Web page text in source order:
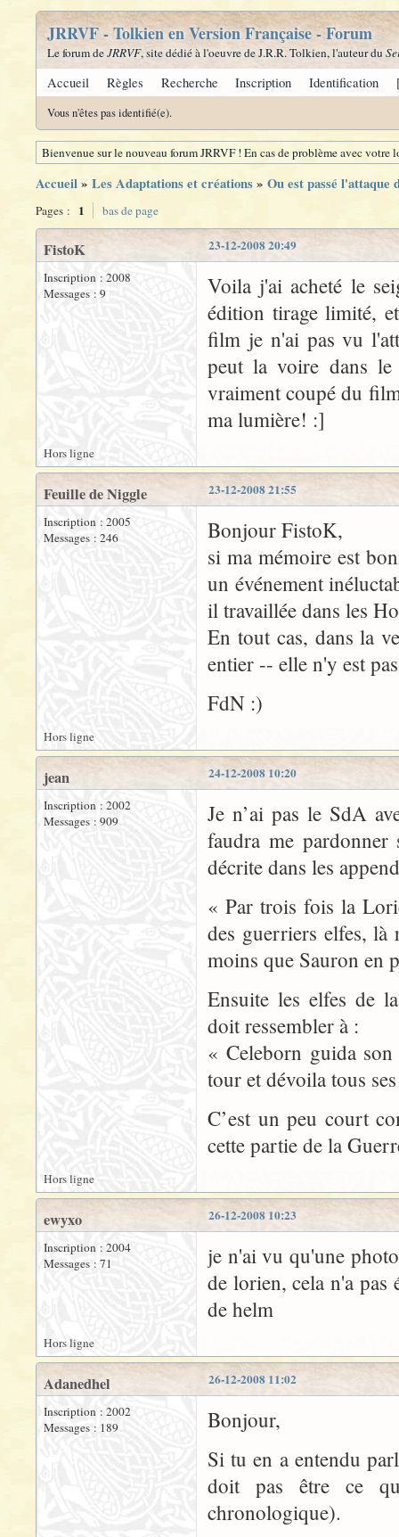
JRRVF - Tolkien en Version Française - Forum
Le forum deJRRVF, site dédié à l'oeuvre de J.R.R. Tolkien, l'auteur du
Accueil Règles Recherche Inscription Identification
Vous n'êtes pas identifié(e).
Bienvenue sur le nouveau forum JRRVF ! En cas de problème avec
Accueil» Les Adaptations et créations» Ou est passé l'attaque
Pages : 1 bas de page
23-12-2008 20:49
FistoK
Inscription : 2008
Messages : 9
Voila j'ai acheté le
édition tirage limité,
film je n'ai pas vu
peut la voire dans
vraiment coupé du
ma lumière! :]
Hors ligne
23-12-2008 21:55
Feuille de Niggle
Inscription : 2005
Messages : 246
Bonjour FistoK,
si ma mémoire est
un événement
il travaillée dans les
En tout cas, dans la
entier -- elle n'y est
FdN :)
Hors ligne
24-12-2008 10:20
jean
Inscription : 2002
Messages : 909
Je n’ai pas le SdA
faudra me
décrite dans les
« Par trois fois la
des guerriers elfes,
moins que Sauron en
Ensuite les elfes de
doit ressembler à :
« Celeborn guida
tour et dévoila tous
C’est un peu court
cette partie de la
Hors ligne
26-12-2008 10:23
ewyxo
Inscription : 2004
Messages : 71
je n'ai vu qu'une
de lorien, cela n'a
de helm
Hors ligne
26-12-2008 11:02
Adanedhel
Inscription : 2002
Messages : 189
Bonjour,
Si tu en a entendu
doit pas être ce
chronologique).